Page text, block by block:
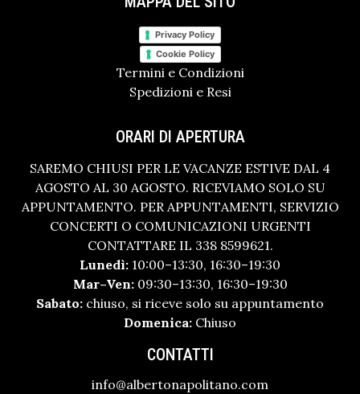
Privacy Policy
Cookie Policy
Termini e Condizioni
Spedizioni e Resi
ORARI DI APERTURA
SAREMO CHIUSI PER LE VACANZE ESTIVE DAL 4
AGOSTO AL 30 AGOSTO. RICEVIAMO SOLO SU
APPUNTAMENTO. PER APPUNTAMENTI, SERVIZIO
CONCERTI O COMUNICAZIONI URGENTI
CONTATTARE IL 338 8599621.
Lunedì: 10:00–13:30, 16:30–19:30
Mar–Ven:09:30–13:30, 16:30–19:30
Sabato: chiuso, si riceve solo su appuntamento
Domenica: Chiuso
CONTATTI
info@albertonapolitano.com